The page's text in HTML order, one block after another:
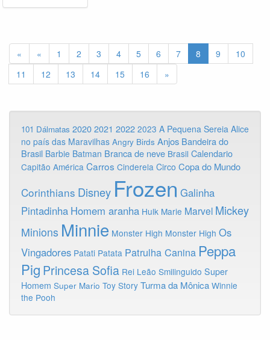
« « 1 2 3 4 5 6 7 8 9
10
11
12 13 14 15 16 »
101 Dálmatas 2020 2021 2022 2023 A Pequena Sereia Alice
no país das Maravilhas Angry Birds Anjos Bandeira do
Brasil Barbie Batman Branca de neve Brasil Calendario
Capitão América Carros Cinderela Circo Copa do Mundo
Corinthians Disney Frozen Galinha
Pintadinha Homem aranha Hulk Marie Marvel Mickey
Minions Minnie Monster High Monster High Os
Vingadores Patati Patata Patrulha Canina Peppa
Pig Princesa Sofia Rei Leão Smilinguido Super
Homem Super Mario Toy Story Turma da Mônica Winnie
the Pooh